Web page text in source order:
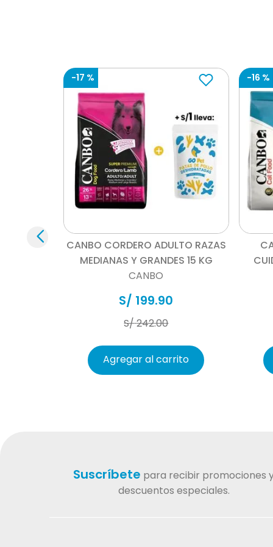
Instrucciones
Dosis
-17 %
CANBO CORDERO ADULTO RAZAS
MEDIANAS Y GRANDES 15 KG
CANBO
S/ 199.90
S/242.00
Agregar al carrito
-16 %
Suscríbete para recibir promociones
descuentos especiales.